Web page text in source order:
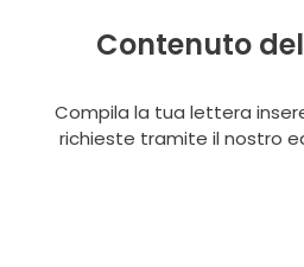
Contenuto
Compila la tua lettera
richieste tramite il nostro